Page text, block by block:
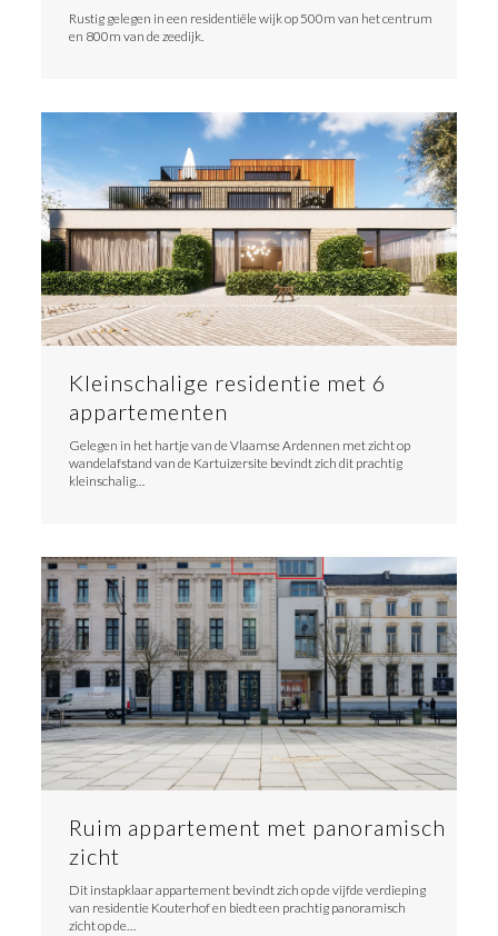
Rustig gelegen in een residentiële wijk op 500m van het centrum
en 800m van de zeedijk.
Kleinschalige residentie met 6
appartementen
Gelegen in het hartje van de Vlaamse Ardennen met zicht op
wandelafstand van de Kartuizersite bevindt zich dit prachtig
kleinschalig…
Ruim appartement met panoramisch
zicht
Dit instapklaar appartement bevindt zich op de vijfde verdieping
van residentie Kouterhof en biedt een prachtig panoramisch
zicht op de…